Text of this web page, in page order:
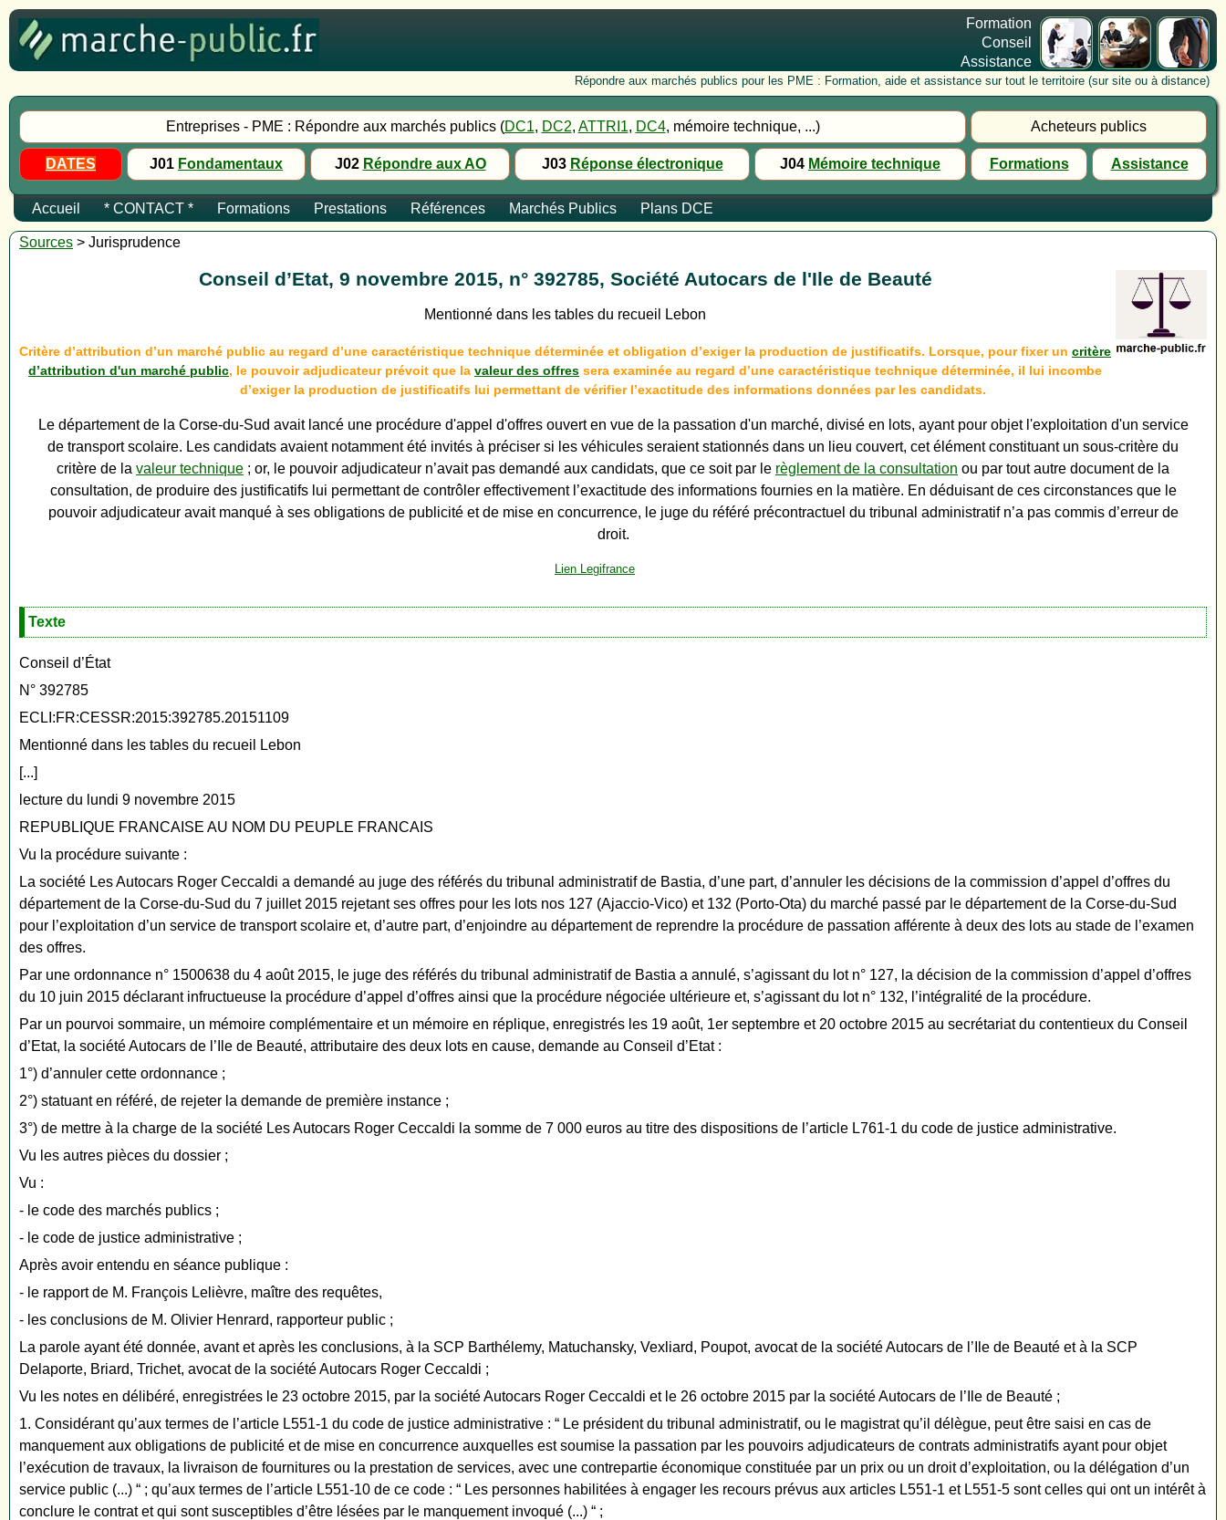
Formation
Conseil
Assistance
Répondre aux marchés publics pour les PME : Formation, aide et assistance sur tout le territoire (sur site ou à distance)
Entreprises - PME : Répondre aux marchés publics (DC1, DC2, ATTRI1, DC4, mémoire technique, ...) Acheteurs publics
DATES J01 Fondamentaux J02 Répondre aux AO J03 Réponse électronique J04 Mémoire technique Formations Assistance
Accueil * CONTACT * Formations Prestations Références Marchés Publics Plans DCE
Sources > Jurisprudence
Conseil d’Etat, 9 novembre 2015, n° 392785, Société Autocars de l'Ile de Beauté
Mentionné dans les tables du recueil Lebon
Critère d’attribution d’un marché public au regard d’une caractéristique technique déterminée et obligation d’exiger la production de justificatifs. Lorsque, pour fixer un critère
d’attribution d'un marché public, le pouvoir adjudicateur prévoit que la valeur des offres sera examinée au regard d’une caractéristique technique déterminée, il lui incombe
d’exiger la production de justificatifs lui permettant de vérifier l’exactitude des informations données par les candidats.
Le département de la Corse-du-Sud avait lancé une procédure d'appel d'offres ouvert en vue de la passation d'un marché, divisé en lots, ayant pour objet l'exploitation d'un service
de transport scolaire. Les candidats avaient notamment été invités à préciser si les véhicules seraient stationnés dans un lieu couvert, cet élément constituant un sous-critère du
critère de la valeur technique ; or, le pouvoir adjudicateur n’avait pas demandé aux candidats, que ce soit par le règlement de la consultation ou par tout autre document de la
consultation, de produire des justificatifs lui permettant de contrôler effectivement l’exactitude des informations fournies en la matière. En déduisant de ces circonstances que le
pouvoir adjudicateur avait manqué à ses obligations de publicité et de mise en concurrence, le juge du référé précontractuel du tribunal administratif n’a pas commis d’erreur de
droit.
Lien Legifrance
Texte
Conseil d’État
N° 392785
ECLI:FR:CESSR:2015:392785.20151109
Mentionné dans les tables du recueil Lebon
[...]
lecture du lundi 9 novembre 2015
REPUBLIQUE FRANCAISE AU NOM DU PEUPLE FRANCAIS
Vu la procédure suivante :
La société Les Autocars Roger Ceccaldi a demandé au juge des référés du tribunal administratif de Bastia, d’une part, d’annuler les décisions de la commission d’appel d’offres du
département de la Corse-du-Sud du 7 juillet 2015 rejetant ses offres pour les lots nos 127 (Ajaccio-Vico) et 132 (Porto-Ota) du marché passé par le département de la Corse-du-Sud
pour l’exploitation d’un service de transport scolaire et, d’autre part, d’enjoindre au département de reprendre la procédure de passation afférente à deux des lots au stade de l’examen
des offres.
Par une ordonnance n° 1500638 du 4 août 2015, le juge des référés du tribunal administratif de Bastia a annulé, s’agissant du lot n° 127, la décision de la commission d’appel d’offres
du 10 juin 2015 déclarant infructueuse la procédure d’appel d’offres ainsi que la procédure négociée ultérieure et, s’agissant du lot n° 132, l’intégralité de la procédure.
Par un pourvoi sommaire, un mémoire complémentaire et un mémoire en réplique, enregistrés les 19 août, 1er septembre et 20 octobre 2015 au secrétariat du contentieux du Conseil
d’Etat, la société Autocars de l’Ile de Beauté, attributaire des deux lots en cause, demande au Conseil d’Etat :
1°) d’annuler cette ordonnance ;
2°) statuant en référé, de rejeter la demande de première instance ;
3°) de mettre à la charge de la société Les Autocars Roger Ceccaldi la somme de 7 000 euros au titre des dispositions de l’article L761-1 du code de justice administrative.
Vu les autres pièces du dossier ;
Vu :
- le code des marchés publics ;
- le code de justice administrative ;
Après avoir entendu en séance publique :
- le rapport de M. François Lelièvre, maître des requêtes,
- les conclusions de M. Olivier Henrard, rapporteur public ;
La parole ayant été donnée, avant et après les conclusions, à la SCP Barthélemy, Matuchansky, Vexliard, Poupot, avocat de la société Autocars de l’Ile de Beauté et à la SCP
Delaporte, Briard, Trichet, avocat de la société Autocars Roger Ceccaldi ;
Vu les notes en délibéré, enregistrées le 23 octobre 2015, par la société Autocars Roger Ceccaldi et le 26 octobre 2015 par la société Autocars de l’Ile de Beauté ;
1. Considérant qu’aux termes de l’article L551-1 du code de justice administrative : “ Le président du tribunal administratif, ou le magistrat qu’il délègue, peut être saisi en cas de
manquement aux obligations de publicité et de mise en concurrence auxquelles est soumise la passation par les pouvoirs adjudicateurs de contrats administratifs ayant pour objet
l’exécution de travaux, la livraison de fournitures ou la prestation de services, avec une contrepartie économique constituée par un prix ou un droit d’exploitation, ou la délégation d’un
service public (...) “ ; qu’aux termes de l’article L551-10 de ce code : “ Les personnes habilitées à engager les recours prévus aux articles L551-1 et L551-5 sont celles qui ont un intérêt à
conclure le contrat et qui sont susceptibles d’être lésées par le manquement invoqué (...) “ ;